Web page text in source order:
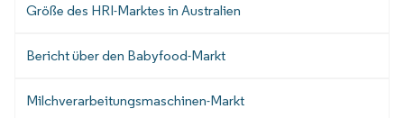
Größe des HRI-Marktes in Australien
Bericht über den Babyfood-Markt
Milchverarbeitungsmaschinen-Markt